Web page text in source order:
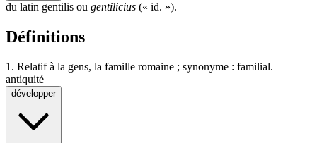
du latin gentilis ou gentilicius (« id. »).
Définitions
1. Relatif à la gens, la famille romaine ; synonyme : familial.
antiquité
développer